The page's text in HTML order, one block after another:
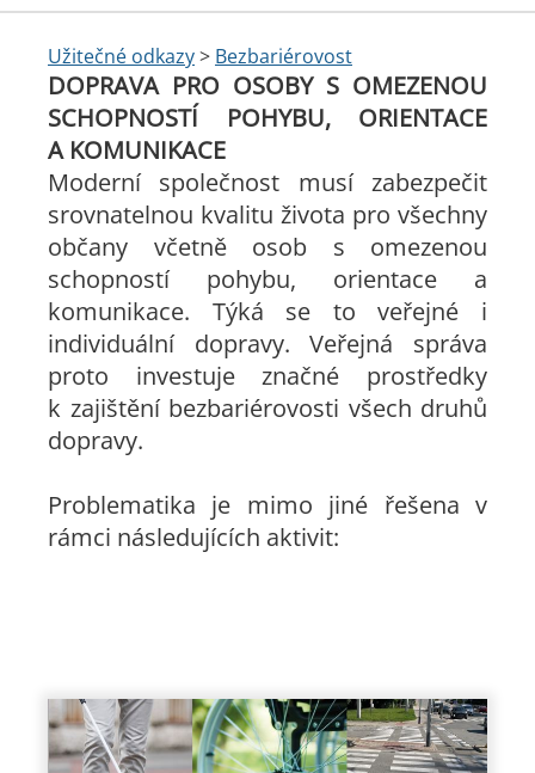
Užitečné odkazy> Bezbariérovost
DOPRAVA PRO OSOBY S OMEZENOU
SCHOPNOSTÍ POHYBU, ORIENTACE
A KOMUNIKACE
Moderní společnost musí zabezpečit
srovnatelnou kvalitu života pro všechny
občany včetně osob s omezenou
schopností pohybu, orientace a
komunikace. Týká se to veřejné i
individuální dopravy. Veřejná správa
proto investuje značné prostředky
k zajištění bezbariérovosti všech druhů
dopravy.
Problematika je mimo jiné řešena v
rámci následujících aktivit: